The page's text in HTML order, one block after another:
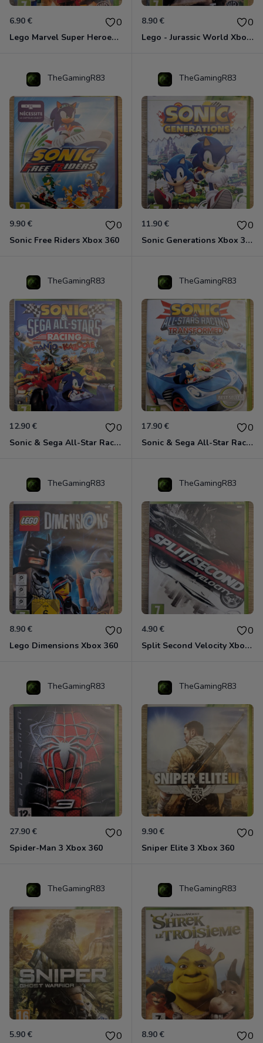
6.90 € 0
Lego Marvel Super Heroes Xbox 360
8.90 € 0
Lego - Jurassic World Xbox 360
TheGamingR83
9.90 € 0
Sonic Free Riders Xbox 360
TheGamingR83
11.90 € 0
Sonic Generations Xbox 360
TheGamingR83
12.90 € 0
Sonic & Sega All-Star Racing avec Banjo-Kazooie Xbox 360
TheGamingR83
17.90 € 0
Sonic & Sega All-Star Racing - Transformed Xbox 360
TheGamingR83
8.90 € 0
Lego Dimensions Xbox 360
TheGamingR83
4.90 € 0
Split Second Velocity Xbox 360
TheGamingR83
27.90 € 0
Spider-Man 3 Xbox 360
TheGamingR83
9.90 € 0
Sniper Elite 3 Xbox 360
TheGamingR83
5.90 € 0
TheGamingR83
8.90 € 0